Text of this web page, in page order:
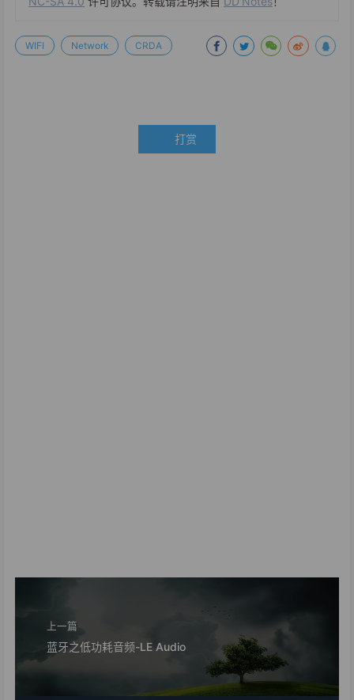
WIFI Network CRDA
打赏
上一篇
蓝牙之低功耗音频-LE Audio